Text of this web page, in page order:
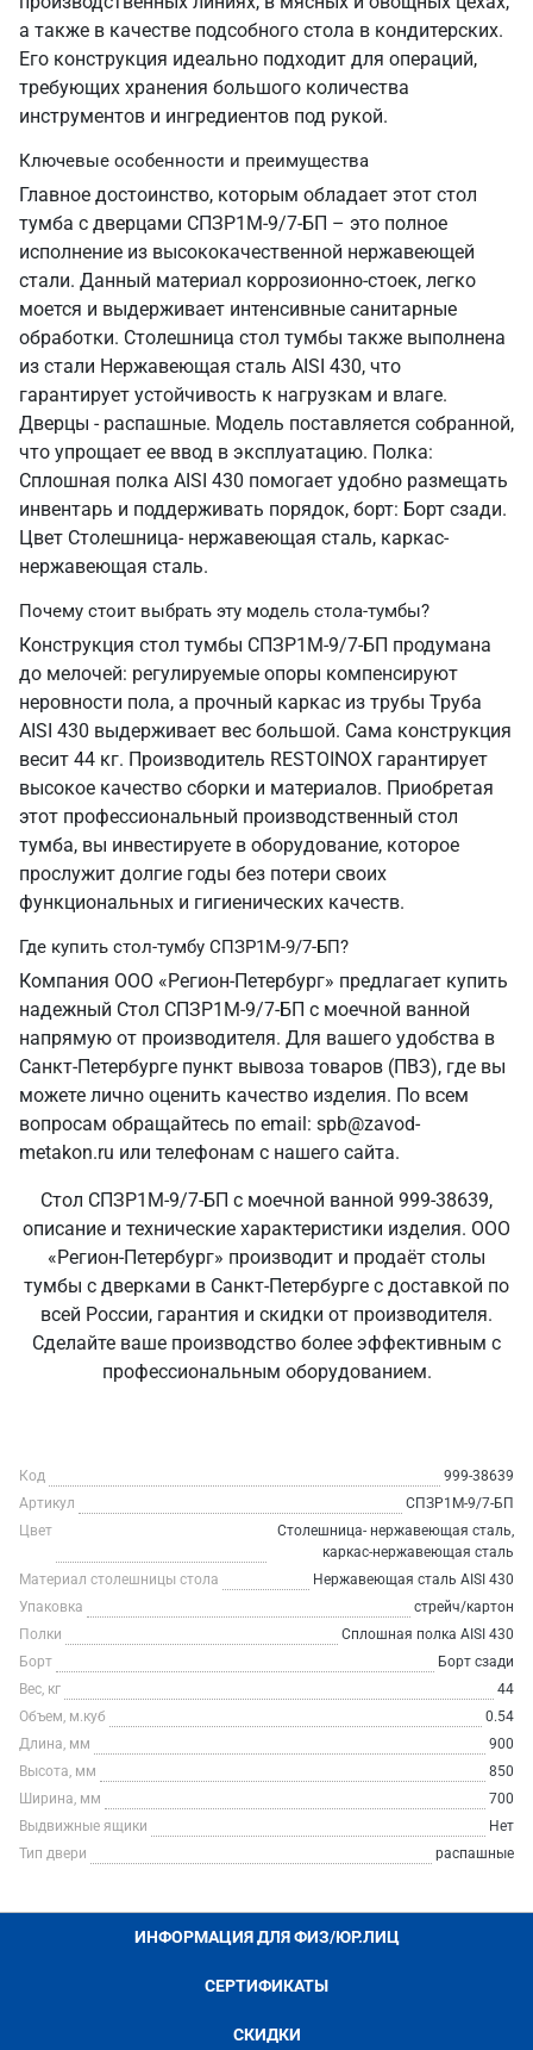
а также в качестве подсобного стола в кондитерских.
Его конструкция идеально подходит для операций,
требующих хранения большого количества
инструментов и ингредиентов под рукой.
Ключевые особенности и преимущества
Главное достоинство, которым обладает этот стол
тумба с дверцами СПЗР1М-9/7-БП – это полное
исполнение из высококачественной нержавеющей
стали. Данный материал коррозионно-стоек, легко
моется и выдерживает интенсивные санитарные
обработки. Столешница стол тумбы также выполнена
из стали Нержавеющая сталь AISI 430, что
гарантирует устойчивость к нагрузкам и влаге.
Дверцы - распашные. Модель поставляется собранной,
что упрощает ее ввод в эксплуатацию. Полка:
Сплошная полка AISI 430 помогает удобно размещать
инвентарь и поддерживать порядок, борт: Борт сзади.
Цвет Столешница- нержавеющая сталь, каркас-
нержавеющая сталь.
Почему стоит выбрать эту модель стола-тумбы?
Конструкция стол тумбы СПЗР1М-9/7-БП продумана
до мелочей: регулируемые опоры компенсируют
неровности пола, а прочный каркас из трубы Труба
AISI 430 выдерживает вес большой. Сама конструкция
весит 44 кг. Производитель RESTOINOX гарантирует
высокое качество сборки и материалов. Приобретая
этот профессиональный производственный стол
тумба, вы инвестируете в оборудование, которое
прослужит долгие годы без потери своих
функциональных и гигиенических качеств.
Где купить стол-тумбу СПЗР1М-9/7-БП?
Компания ООО «Регион-Петербург» предлагает купить
надежный Стол СПЗР1М-9/7-БП с моечной ванной
напрямую от производителя. Для вашего удобства в
Санкт‑Петербурге пункт вывоза товаров (ПВЗ), где вы
можете лично оценить качество изделия. По всем
вопросам обращайтесь по email: spb@zavod-
metakon.ru или телефонам с нашего сайта.
Стол СПЗР1М-9/7-БП с моечной ванной 999-38639,
описание и технические характеристики изделия. ООО
«Регион-Петербург» производит и продаёт столы
тумбы с дверками в Санкт‑Петербурге с доставкой по
всей России, гарантия и скидки от производителя.
Сделайте ваше производство более эффективным с
профессиональным оборудованием.
Код
999-38639
Артикул
СПЗР1М-9/7-БП
Цвет
Столешница- нержавеющая сталь,
каркас-нержавеющая сталь
Материал столешницы стола
Нержавеющая сталь AISI 430
Упаковка
стрейч/картон
Полки
Сплошная полка AISI 430
Борт
Борт сзади
Вес, кг
44
Объем, м.куб
0.54
Длина, мм
900
Высота, мм
850
Ширина, мм
700
Выдвижные ящики
Нет
Тип двери
распашные
ИНФОРМАЦИЯ ДЛЯ ФИЗ/ЮР.ЛИЦ
СЕРТИФИКАТЫ
СКИДКИ